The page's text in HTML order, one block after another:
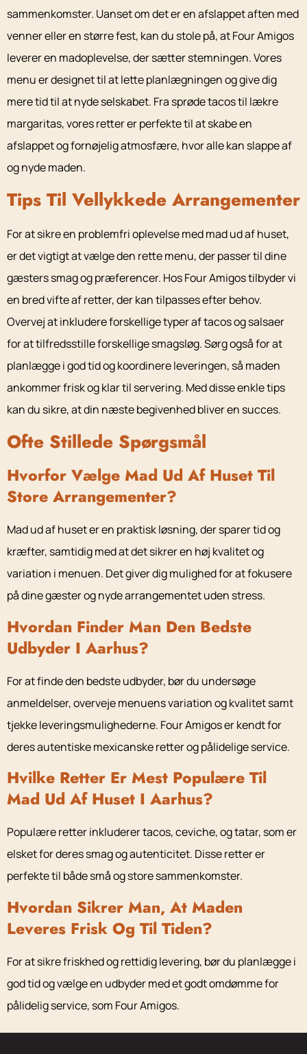
sammenkomster. Uanset om det er en afslappet aften med
venner eller en større fest, kan du stole på, at Four Amigos
leverer en madoplevelse, der sætter stemningen. Vores
menu er designet til at lette planlægningen og give dig
mere tid til at nyde selskabet. Fra sprøde tacos til lækre
margaritas, vores retter er perfekte til at skabe en
afslappet og fornøjelig atmosfære, hvor alle kan slappe af
og nyde maden.
Tips Til Vellykkede Arrangementer
For at sikre en problemfri oplevelse med mad ud af huset,
er det vigtigt at vælge den rette menu, der passer til dine
gæsters smag og præferencer. Hos Four Amigos tilbyder vi
en bred vifte af retter, der kan tilpasses efter behov.
Overvej at inkludere forskellige typer af tacos og salsaer
for at tilfredsstille forskellige smagsløg. Sørg også for at
planlægge i god tid og koordinere leveringen, så maden
ankommer frisk og klar til servering. Med disse enkle tips
kan du sikre, at din næste begivenhed bliver en succes.
Ofte Stillede Spørgsmål
Hvorfor Vælge Mad Ud Af Huset Til
Store Arrangementer?
Mad ud af huset er en praktisk løsning, der sparer tid og
kræfter, samtidig med at det sikrer en høj kvalitet og
variation i menuen. Det giver dig mulighed for at fokusere
på dine gæster og nyde arrangementet uden stress.
Hvordan Finder Man Den Bedste
Udbyder I Aarhus?
For at finde den bedste udbyder, bør du undersøge
anmeldelser, overveje menuens variation og kvalitet samt
tjekke leveringsmulighederne. Four Amigos er kendt for
deres autentiske mexicanske retter og pålidelige service.
Hvilke Retter Er Mest Populære Til
Mad Ud Af Huset I Aarhus?
Populære retter inkluderer tacos, ceviche, og tatar, som er
elsket for deres smag og autenticitet. Disse retter er
perfekte til både små og store sammenkomster.
Hvordan Sikrer Man, At Maden
Leveres Frisk Og Til Tiden?
For at sikre friskhed og rettidig levering, bør du planlægge i
god tid og vælge en udbyder med et godt omdømme for
pålidelig service, som Four Amigos.